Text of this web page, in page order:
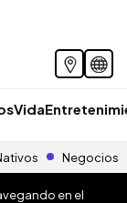
Vida
Negocios
en el